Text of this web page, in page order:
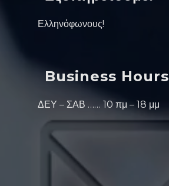
Ελληνόφωνους!
Business Hours
ΔΕΥ – ΣΑΒ …… 10 πμ – 18 μμ